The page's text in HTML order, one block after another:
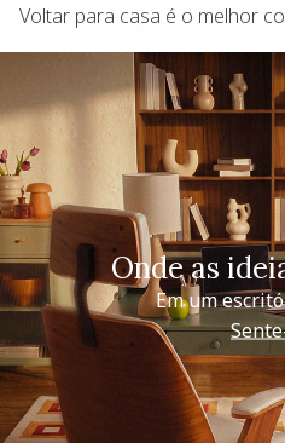
Voltar para casa é o melhor
Onde as
Em um